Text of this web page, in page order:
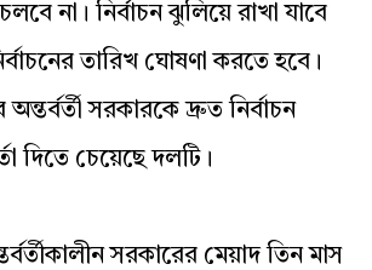
না। নির্বাচন ঝুলিয়ে রাখা যাবে
তারিখ ঘোষণা করতে হবে।
সরকারকে দ্রুত নির্বাচন
দিতে চেয়েছে দলটি।
সরকারের মেয়াদ তিন মাস